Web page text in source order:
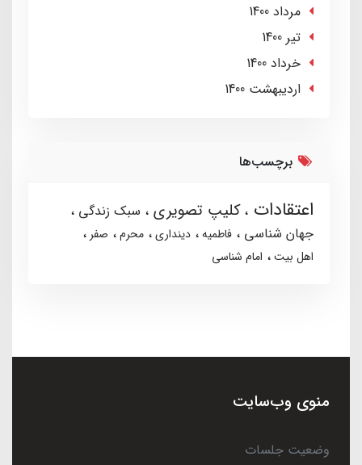
مرداد 1400
تير 1400
خرداد 1400
ارديبهشت 1400
برچسب‌ها
اعتقادات کلیپ تصویری
سبک زندگی
جهان شناسی
فاطمیه دینداری محرم
صفر
اهل بیت
امام شناسی
منوی وب‌سایت
وضعیت جلسات